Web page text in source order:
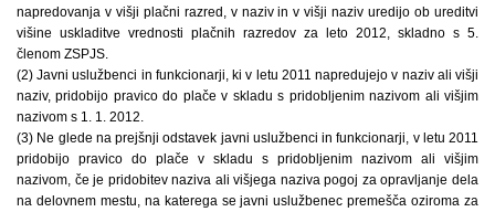
napredovanja v višji plačni razred, v naziv in v višji naziv uredijo ob ureditvi
višine uskladitve vrednosti plačnih razredov za leto 2012, skladno s 5.
členom ZSPJS.
(2) Javni uslužbenci in funkcionarji, ki v letu 2011 napredujejo v naziv ali višji
naziv, pridobijo pravico do plače v skladu s pridobljenim nazivom ali višjim
nazivom s 1. 1. 2012.
(3) Ne glede na prejšnji odstavek javni uslužbenci in funkcionarji, v letu 2011
pridobijo pravico do plače v skladu s pridobljenim nazivom ali višjim
nazivom, če je pridobitev naziva ali višjega naziva pogoj za opravljanje dela
na delovnem mestu, na katerega se javni uslužbenec premešča oziroma za